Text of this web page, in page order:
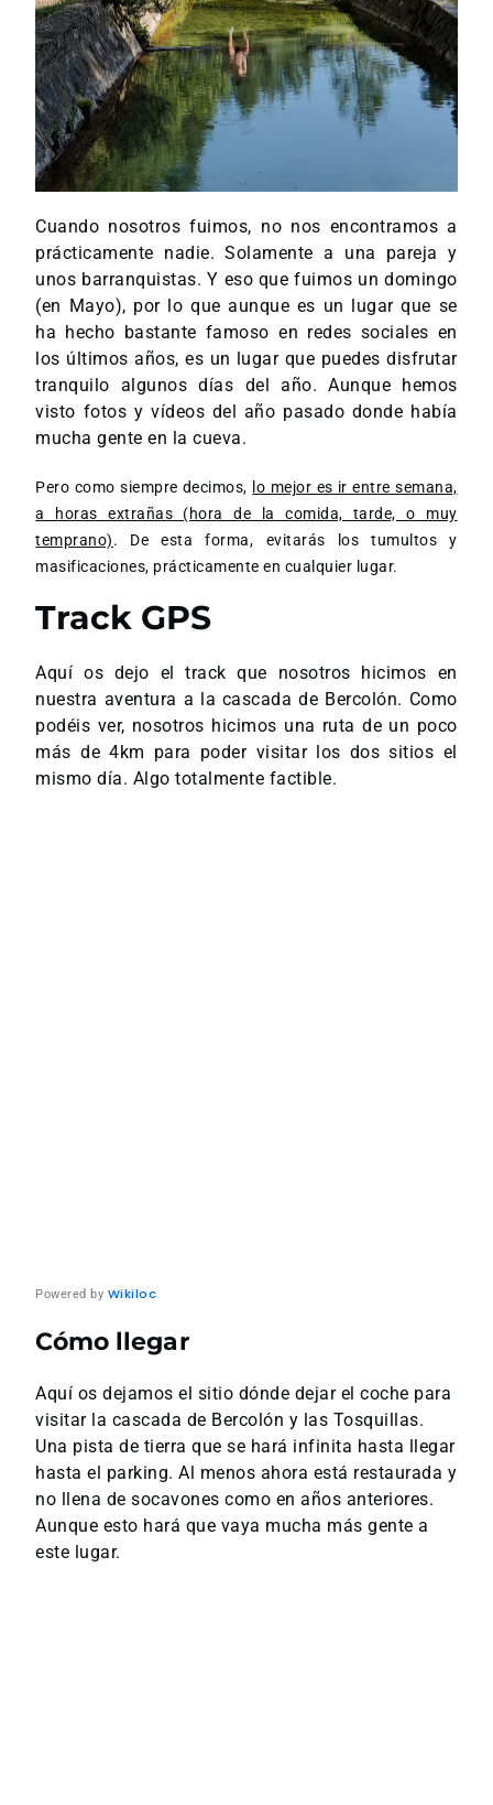
Cuando nosotros fuimos, no nos encontramos a
prácticamente nadie. Solamente a una pareja y
unos barranquistas. Y eso que fuimos un domingo
(en Mayo), por lo que aunque es un lugar que se
ha hecho bastante famoso en redes sociales en
los últimos años, es un lugar que puedes disfrutar
tranquilo algunos días del año. Aunque hemos
visto fotos y vídeos del año pasado donde había
mucha gente en la cueva.
Pero como siempre decimos, lo mejor es ir entre semana,
a horas extrañas (hora de la comida, tarde, o muy
temprano). De esta forma, evitarás los tumultos y
masificaciones, prácticamente en cualquier lugar.
Track GPS
Aquí os dejo el track que nosotros hicimos en
nuestra aventura a la cascada de Bercolón. Como
podéis ver, nosotros hicimos una ruta de un poco
más de 4km para poder visitar los dos sitios el
mismo día. Algo totalmente factible.
Powered by Wikiloc
Cómo llegar
Aquí os dejamos el sitio dónde dejar el coche para
visitar la cascada de Bercolón y las Tosquillas.
Una pista de tierra que se hará infinita hasta llegar
hasta el parking. Al menos ahora está restaurada y
no llena de socavones como en años anteriores.
Aunque esto hará que vaya mucha más gente a
este lugar.